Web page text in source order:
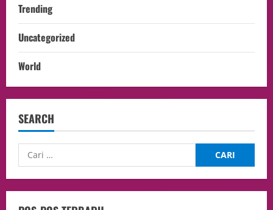
Trending
Uncategorized
World
SEARCH